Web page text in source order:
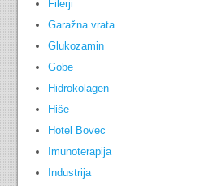
Filerji
Garažna vrata
Glukozamin
Gobe
Hidrokolagen
Hiše
Hotel Bovec
Imunoterapija
Industrija